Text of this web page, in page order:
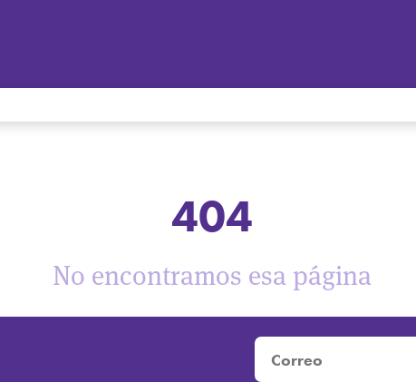
404
No encontramos esa página